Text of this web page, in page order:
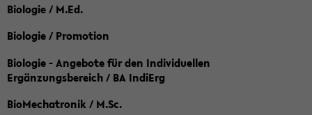
Biologie / M.Ed.
Biologie / Promotion
Biologie - Angebote für den Individuellen
Ergänzungsbereich / BA IndiErg
BioMechatronik / M.Sc.